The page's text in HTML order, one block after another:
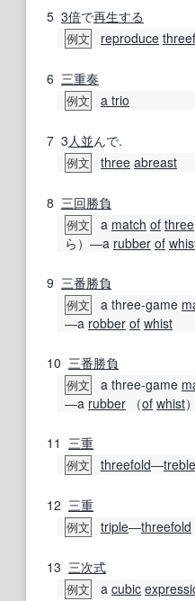
5 3倍で再生する
例文 reproduce
6 三重奏
例文 a trio
7 3 人並んで.
例文 three abreast
8 三回勝負
例文 a match of three
ら）―a rubber of
9 三番勝負
例文 a three-game
―a robber of whist
10 三番勝負
例文 a three-game
―a rubber （of whist
11 三重
例文 threefold―treble
12 三重
例文 triple―threefold
13 三次式
例文 a cubic